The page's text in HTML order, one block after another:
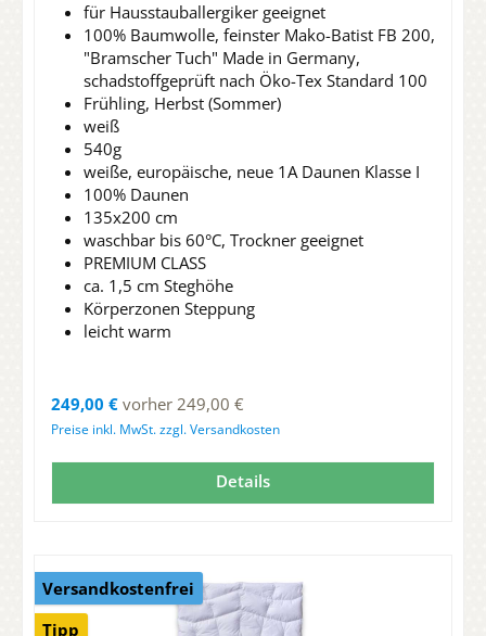
für Hausstauballergiker geeignet
100% Baumwolle, feinster Mako-Batist FB 200,
"Bramscher Tuch" Made in Germany,
schadstoffgeprüft nach Öko-Tex Standard 100
Frühling, Herbst (Sommer)
weiß
540g
weiße, europäische, neue 1A Daunen Klasse I
100% Daunen
135x200 cm
waschbar bis 60°C, Trockner geeignet
PREMIUM CLASS
ca. 1,5 cm Steghöhe
Körperzonen Steppung
leicht warm
Regulärer Preis:
249,00 € vorher 249,00 €
Preise inkl. MwSt. zzgl. Versandkosten
Details
Versandkostenfrei
Tipp